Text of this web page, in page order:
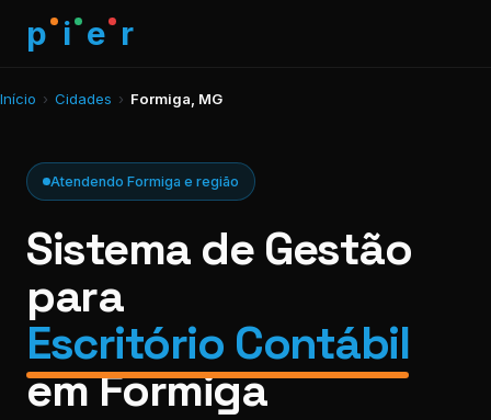
p i e r
Início › Cidades › Formiga, MG
Atendendo Formiga e região
Sistema de Gestão
para
Escritório Contábil
em Formiga